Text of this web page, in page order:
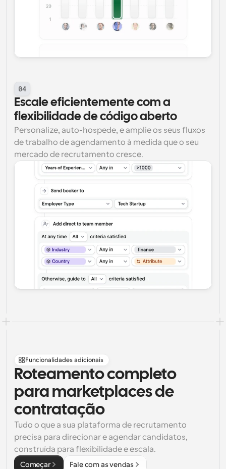
04
Escale eficientemente com a
flexibilidade de código aberto
Personalize, auto-hospede, e amplie os seus fluxos
de trabalho de agendamento à medida que o seu
mercado de recrutamento cresce.
Funcionalidades adicionais
Roteamento completo
para marketplaces de
contratação
Tudo o que a sua plataforma de recrutamento
precisa para direcionar e agendar candidatos,
construída para flexibilidade e escala.
Começar Fale com as vendas